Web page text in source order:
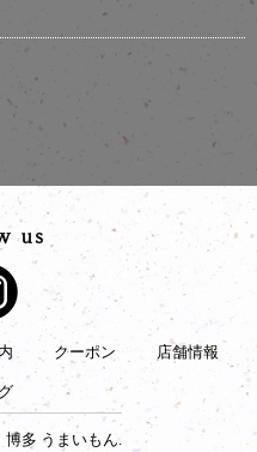
クーポン 店舗情報
多 うまいもん.